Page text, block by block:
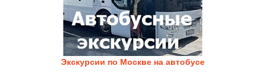
Экскурсии по Москве на автобусе